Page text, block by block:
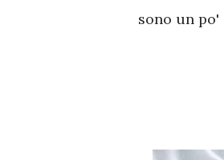
sono un po'